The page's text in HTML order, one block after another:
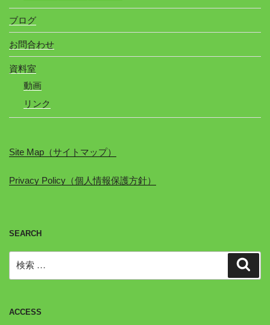
ブログ
お問合わせ
資料室
動画
リンク
Site Map（サイトマップ）
Privacy Policy（個人情報保護方針）
SEARCH
索:
ACCESS